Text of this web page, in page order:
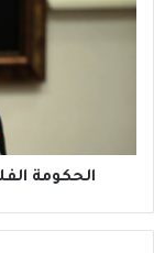
تقدم
الحكومة